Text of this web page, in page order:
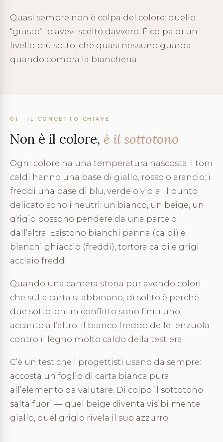
Quasi sempre non è colpa del colore: quello
“giusto” lo avevi scelto davvero. È colpa di un
livello più sotto, che quasi nessuno guarda
quando compra la biancheria.
01 · IL CONCETTO CHIAVE
Non è il colore, è il sottotono
Ogni colore ha una temperatura nascosta. I toni
caldi hanno una base di giallo, rosso o arancio; i
freddi una base di blu, verde o viola. Il punto
delicato sono i neutri: un bianco, un beige, un
grigio possono pendere da una parte o
dall’altra. Esistono bianchi panna (caldi) e
bianchi ghiaccio (freddi), tortora caldi e grigi
acciaio freddi.
Quando una camera stona pur avendo colori
che sulla carta si abbinano, di solito è perché
due sottotoni in conflitto sono finiti uno
accanto all’altro: il bianco freddo delle lenzuola
contro il legno molto caldo della testiera.
C’è un test che i progettisti usano da sempre:
accosta un foglio di carta bianca pura
all’elemento da valutare. Di colpo il sottotono
salta fuori — quel beige diventa visibilmente
giallo, quel grigio rivela il suo azzurro.